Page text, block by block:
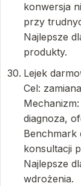
konwersja
przy
Najlepsze
produkty.
Lejek
Cel:
diagnoza,
Benchmark
konsultacji
Najlepsze
wdrożenia.